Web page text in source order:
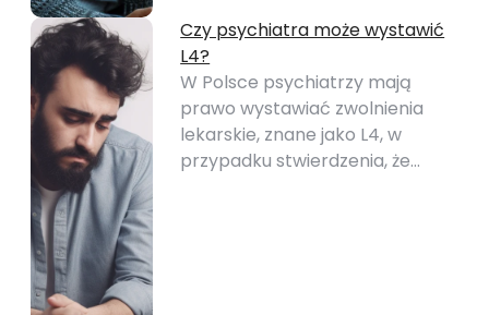
Czy psychiatra może wystawić
L4?
W Polsce psychiatrzy mają
prawo wystawiać zwolnienia
lekarskie, znane jako L4, w
przypadku stwierdzenia, że…